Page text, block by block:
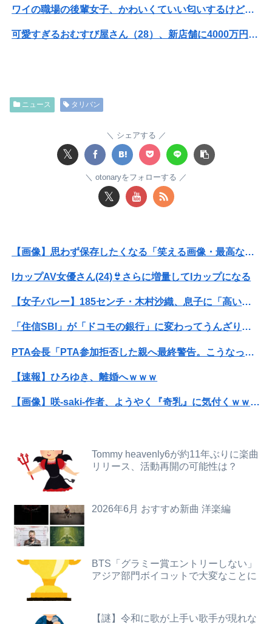
ワイの職場の後輩女子、かわいくていい匂いするけどマジでとんでもなく無能
可愛すぎるおむすび屋さん（28）、新店舗に4000万円クラファンした成功した結果弱男集団から叩かれてしまうｗｗｗｗ
転校生と仲良くなってその子の家に遊びに行ったら私が小さい頃に撮った写真があった
【朗報】冨里奈央のバスト、もう大変なことになってるって...
【画像】日焼け口リの締まったお尻っていいよね！ｗｗｗｗｗ
友人に1泊の旅行に誘われたんだけど、意見が割れて中止になった。倹約家と旅行計画したら、何も譲ってくれない...
【悲報】中国、橋の欄干が強風一発で粉々に 鉄筋ゼロ 当局「接着剤でくっつけただけ」「正常で、品質問題はない」
IカップAV女優さん(24)👙さらに増量してIカップになる
ニュース タリバン
シェアする
𝕏
otonaryをフォローする
𝕏
【画像】思わず保存したくなる「笑える画像・最高な画像」貼っていけｗｗｗｗｗ
IカップAV女優さん(24)👙さらに増量してIカップになる
【女子バレー】185センチ・木村沙織、息子に「高い高い」求められ衝撃展開激白 「すごい列になって…私アトラクションじゃないよみたいな」
「住信SBI」が「ドコモの銀行」に変わってうんざりしてるやつｗｗｗｗｗｗｗ
PTA会長「PTA参加拒否した親へ最終警告。こうなってもいい？」
【速報】ひろゆき、離婚へｗｗｗ
【画像】咲-saki-作者、ようやく『奇乳』に気付くｗｗｗｗ
【動画】福岡の電車、複数の駅で「チンポッ❤」というアナウンスが流れ大騒ぎwwwwwwwww
【動画】福岡の電車、複数の駅で「チンポッ❤」というアナウンスが流れ大騒ぎwwwwwwwww
Tommy heavenly6が約11年ぶりに楽曲
リリース、活動再開の可能性は？
2026年6月 おすすめ新曲 洋楽編
BTS「グラミー賞エントリーしない」
アジア部門ボイコットで大変なことに
【謎】令和に歌が上手い歌手が現れな